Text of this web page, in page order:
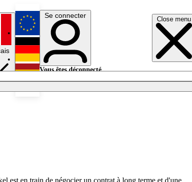
Close menu
English
Deutsch
Se connecter
Vous êtes déconnecté.